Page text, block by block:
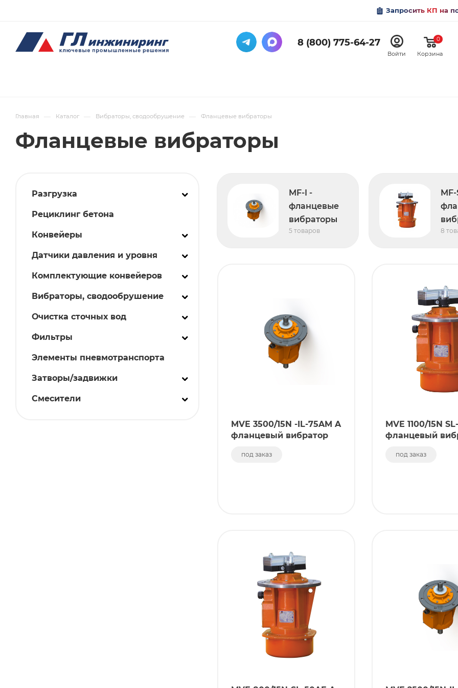
Запросить КП на
8 (800) 775-64-27
Войти Корзина
0
Главная — Каталог — Вибраторы, сводообрушение — Фланцевые вибраторы
Фланцевые вибраторы
MF-I -
фланцевые
вибраторы
5 товаров 8
MVE 3500/15N -IL-75AM A
фланцевый вибратор
под заказ
MVE 1100/15N
фланцевый
под заказ
Разгрузка
Рециклинг бетона
Конвейеры
Датчики давления и уровня
Комплектующие конвейеров
Вибраторы, сводообрушение
Очистка сточных вод
Фильтры
Элементы пневмотранспорта
Затворы/задвижки
Смесители